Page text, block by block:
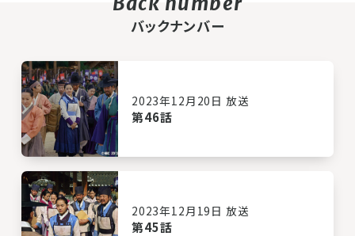
バックナンバー
2023年12月20日 放送
第46話
2023年12月19日 放送
第45話